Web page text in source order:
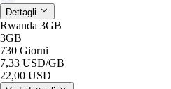
Dettagli
Rwanda 3GB
3GB
730 Giorni
7,33 USD/GB
22,00 USD